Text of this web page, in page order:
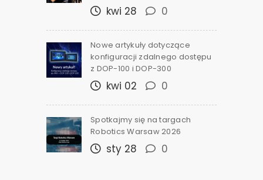
kwi 28 0
Nowe artykuły dotyczące
konfiguracji zdalnego dostępu
z DOP-100 i DOP-300
kwi 02 0
Spotkajmy się na targach
Robotics Warsaw 2026
sty 28 0